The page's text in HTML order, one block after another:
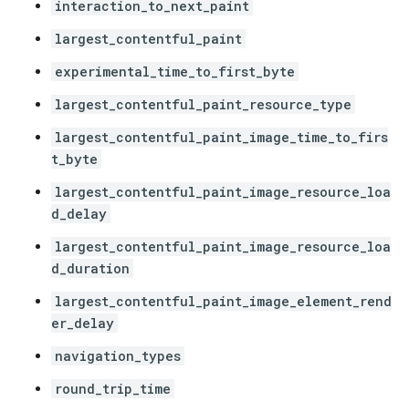
interaction_to_next_paint
largest_contentful_paint
experimental_time_to_first_byte
largest_contentful_paint_resource_type
largest_contentful_paint_image_time_to_firs
t_byte
largest_contentful_paint_image_resource_loa
d_delay
largest_contentful_paint_image_resource_loa
d_duration
largest_contentful_paint_image_element_rend
er_delay
navigation_types
round_trip_time